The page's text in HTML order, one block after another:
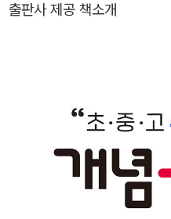
출판사 제공 책소개